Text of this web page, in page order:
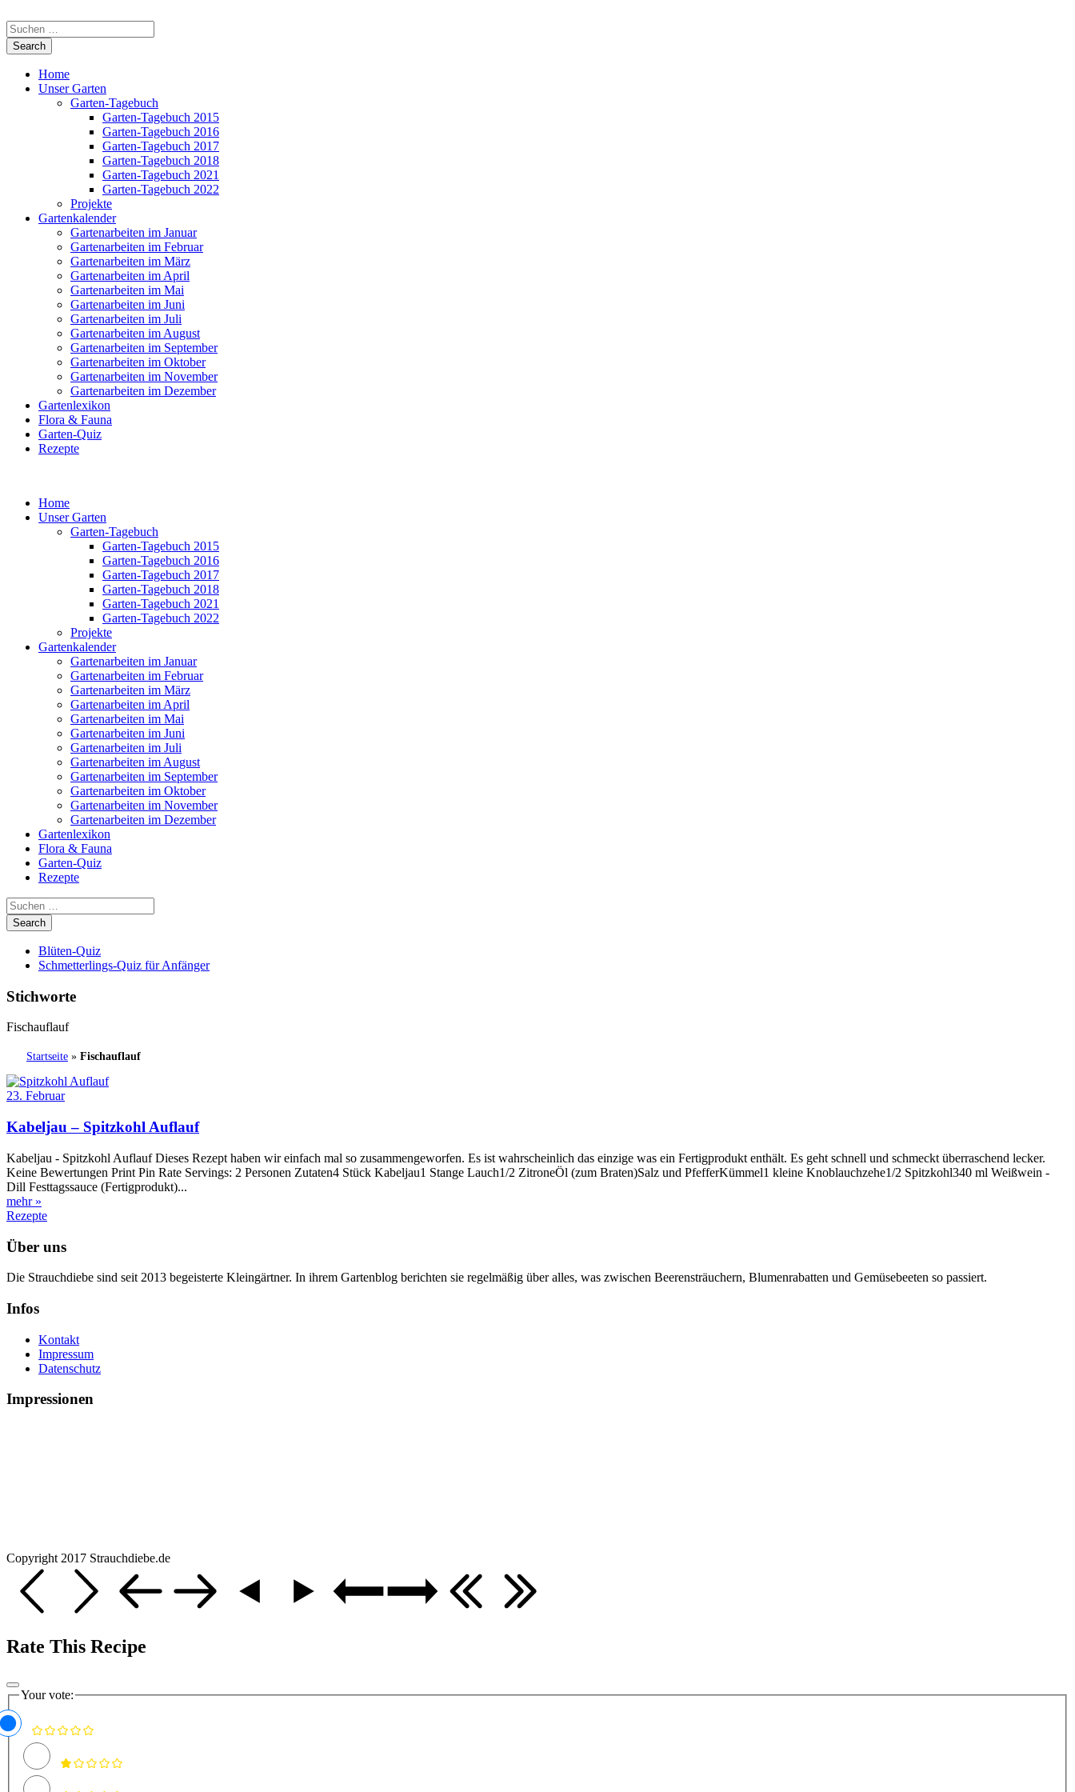
Home
Unser Garten
Garten-Tagebuch
Garten-Tagebuch 2015
Garten-Tagebuch 2016
Garten-Tagebuch 2017
Garten-Tagebuch 2018
Garten-Tagebuch 2021
Garten-Tagebuch 2022
Projekte
Gartenkalender
Gartenarbeiten im Januar
Gartenarbeiten im Februar
Gartenarbeiten im März
Gartenarbeiten im April
Gartenarbeiten im Mai
Gartenarbeiten im Juni
Gartenarbeiten im Juli
Gartenarbeiten im August
Gartenarbeiten im September
Gartenarbeiten im Oktober
Gartenarbeiten im November
Gartenarbeiten im Dezember
Gartenlexikon
Flora & Fauna
Garten-Quiz
Rezepte
Home
Unser Garten
Garten-Tagebuch
Garten-Tagebuch 2015
Garten-Tagebuch 2016
Garten-Tagebuch 2017
Garten-Tagebuch 2018
Garten-Tagebuch 2021
Garten-Tagebuch 2022
Projekte
Gartenkalender
Gartenarbeiten im Januar
Gartenarbeiten im Februar
Gartenarbeiten im März
Gartenarbeiten im April
Gartenarbeiten im Mai
Gartenarbeiten im Juni
Gartenarbeiten im Juli
Gartenarbeiten im August
Gartenarbeiten im September
Gartenarbeiten im Oktober
Gartenarbeiten im November
Gartenarbeiten im Dezember
Gartenlexikon
Flora & Fauna
Garten-Quiz
Rezepte
Blüten-Quiz
Schmetterlings-Quiz für Anfänger
Stichworte
Fischauflauf
Startseite » Fischauflauf
23. Februar
Kabeljau – Spitzkohl Auflauf
Kabeljau - Spitzkohl Auflauf Dieses Rezept haben wir einfach mal so zusammengeworfen. Es ist wahrscheinlich das einzige was ein Fertigprodukt enthält. Es geht schnell und schmeckt überraschend lecker.
Keine Bewertungen Print Pin Rate Servings: 2 Personen Zutaten4 Stück Kabeljau1 Stange Lauch1/2 ZitroneÖl (zum Braten)Salz und PfefferKümmel1 kleine Knoblauchzehe1/2 Spitzkohl340 ml Weißwein -
Dill Festtagssauce (Fertigprodukt)...
mehr »
Rezepte
Über uns
Die Strauchdiebe sind seit 2013 begeisterte Kleingärtner. In ihrem Gartenblog berichten sie regelmäßig über alles, was zwischen Beerensträuchern, Blumenrabatten und Gemüsebeeten so passiert.
Infos
Kontakt
Impressum
Datenschutz
Impressionen
Copyright 2017 Strauchdiebe.de
Rate This Recipe
Your vote: